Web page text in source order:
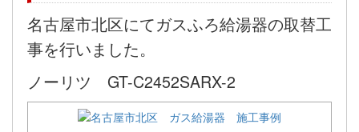
名古屋市北区にてガスふろ給湯器の取替工
事を行いました。
ノーリツ GT-C2452SARX-2